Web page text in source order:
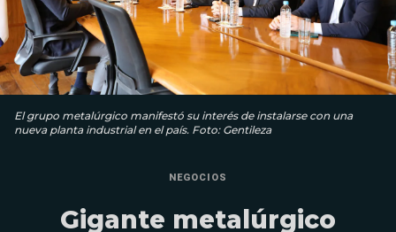
El grupo metalúrgico manifestó su interés de instalarse con una
nueva planta industrial en el país. Foto: Gentileza
NEGOCIOS
Gigante metalúrgico